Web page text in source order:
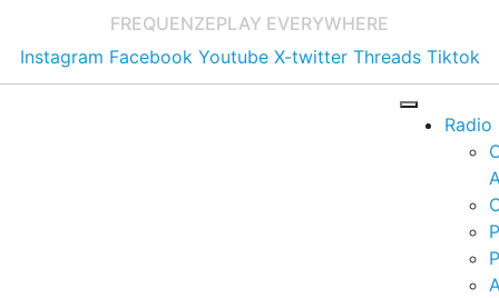
FREQUENZEPLAY EVERYWHERE
Instagram Facebook Youtube X-twitter Threads Tiktok
Radio